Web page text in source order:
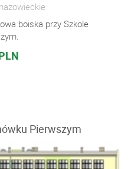
boiska przy Szkole
Pierwszym